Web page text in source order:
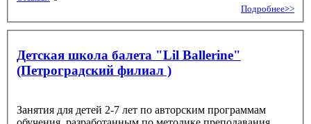
Подробнее>>
Детская школа балета "Lil Ballerine"
(Петроградский филиал )
Занятия для детей 2-7 лет по авторским программам